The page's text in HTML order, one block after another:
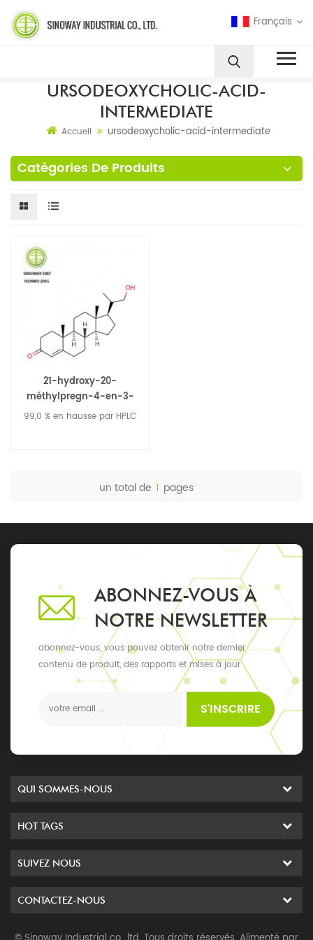
Français
URSODEOXYCHOLIC-ACID-
INTERMEDIATE
Accueil ursodeoxycholic-acid-intermediate
Catégories De Produits
21-hydroxy-20-
méthylpregn-4-en-3-
one/ Bisnoralcohol / BA
99,0 % en hausse par HPLC
un total de 1 pages
ABONNEZ-VOUS À
NOTRE NEWSLETTER
abonnez-vous, vous pouvez obtenir notre dernier
contenu de produit, des rapports et mises à jour
exclusifs, les derniers événements locaux
S'INSCRIRE
QUI SOMMES-NOUS
HOT TAGS
SUIVEZ NOUS
CONTACTEZ-NOUS